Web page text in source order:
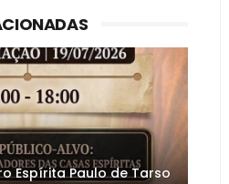
Espírita Paulo de Tarso